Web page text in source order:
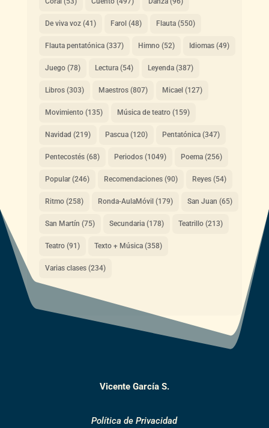
De viva voz(41) Farol (48) Flauta(550)
Flauta pentatónica(337) Himno(52) Idiomas(49)
Juego(78) Lectura(54) Leyenda(387)
Libros(303) Maestros(807) Micael (127)
Movimiento(135) Música de teatro(159)
Navidad (219) Pascua(120) Pentatónica(347)
Pentecostés(68) Periodos(1049) Poema(256)
Popular(246) Recomendaciones(90) Reyes(54)
Ritmo(258) Ronda-AulaMóvil (179) San Juan (65)
San Martín (75) Secundaria(178) Teatrillo(213)
Teatro(91) Texto + Música(358)
Varias clases(234)
Vicente García S.
Política de Privacidad